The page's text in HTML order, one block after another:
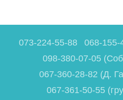
073-224-55-88
068-155-
098-380-07-05
067-360-28-82 (Д.
067-361-50-55